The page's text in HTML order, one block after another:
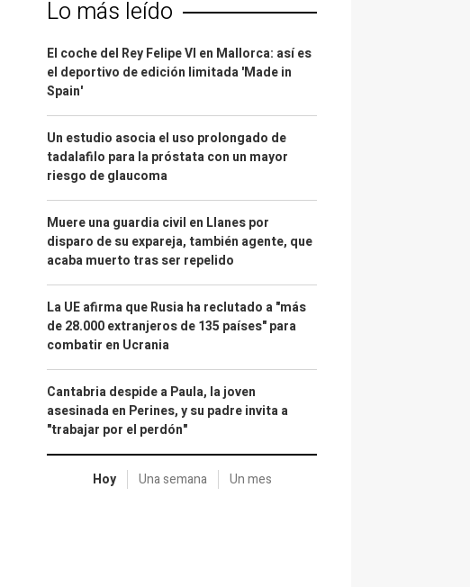
Lo más leído
El coche del Rey Felipe VI en Mallorca: así es
el deportivo de edición limitada 'Made in
Spain'
Un estudio asocia el uso prolongado de
tadalafilo para la próstata con un mayor
riesgo de glaucoma
Muere una guardia civil en Llanes por
disparo de su expareja, también agente, que
acaba muerto tras ser repelido
La UE afirma que Rusia ha reclutado a "más
de 28.000 extranjeros de 135 países" para
combatir en Ucrania
Cantabria despide a Paula, la joven
asesinada en Perines, y su padre invita a
"trabajar por el perdón"
Hoy Una semana Un mes